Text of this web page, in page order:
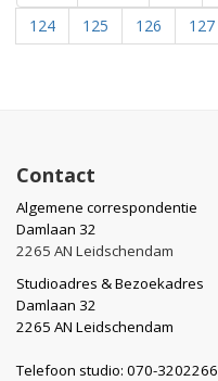
124
125 126 127
Contact
Algemene correspondentie
Damlaan 32
2265 AN Leidschendam
Studioadres & Bezoekadres
Damlaan 32
2265 AN Leidschendam
Telefoon studio: 070-3202266